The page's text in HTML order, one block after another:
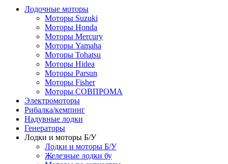
Лодочные моторы
Моторы Suzuki
Моторы Honda
Моторы Mercury
Моторы Yamaha
Моторы Tohatsu
Моторы Hidea
Моторы Parsun
Моторы Fisher
Моторы СОВПРОМА
Электромоторы
Рибалка/кемпинг
Надувные лодки
Генераторы
Лодки и моторы Б/У
Лодки и моторы Б/У
Железные лодки бу